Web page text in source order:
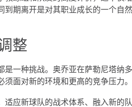
到期离开是对其职业成长的一个自
整
是一种挑战。奥乔亚在萨勒尼塔纳
面对新的环境和更高的竞争压力。
适应新球队的战术体系、融入新的